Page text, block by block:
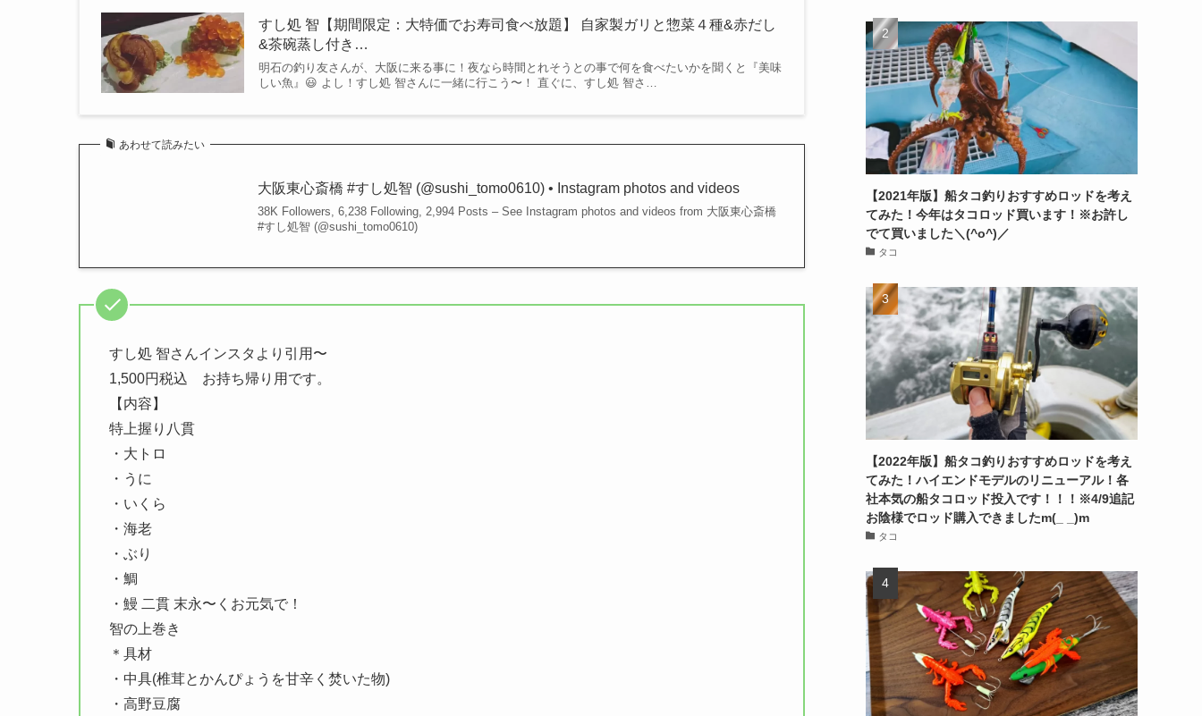
すし処 智【期間限定：大特価でお寿司食べ放題】 自家製ガリと惣菜４種&赤だし
&茶碗蒸し付き…
明石の釣り友さんが、大阪に来る事に！夜なら時間とれそうとの事で何を食べたいかを聞くと『美味
しい魚』😃 よし！すし処 智さんに一緒に行こう〜！ 直ぐに、すし処 智さ…
あわせて読みたい
大阪東心斎橋 #すし処智 (@sushi_tomo0610) • Instagram photos and videos
38K Followers, 6,238 Following, 2,994 Posts – See Instagram photos and videos from 大阪東心斎橋
#すし処智 (@sushi_tomo0610)
すし処 智さんインスタより引用〜
1,500円税込 お持ち帰り用です。
【内容】
特上握り八貫
・大トロ
・うに
・いくら
・海老
・ぶり
・鯛
・鰻 二貫 末永〜くお元気で！
智の上巻き
＊具材
・中具(椎茸とかんぴょうを甘辛く焚いた物)
・高野豆腐
【2021年版】船タコ釣りおすすめロッドを考え
てみた！今年はタコロッド買います！※お許し
でて買いました＼(^o^)／
タコ
【2022年版】船タコ釣りおすすめロッドを考え
てみた！ハイエンドモデルのリニューアル！各
社本気の船タコロッド投入です！！！※4/9追記
お陰様でロッド購入できましたm(_ _)m
タコ